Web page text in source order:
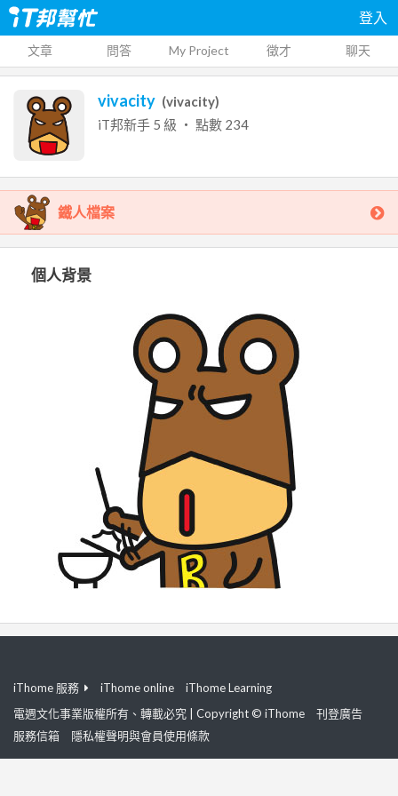
登入
文章 問答 My Project 徵才 聊天
vivacity (vivacity)
iT邦新手 5 級 ‧ 點數 234
鐵人檔案
個人背景
iThome 服務 iThome online
iThome Learning
電週文化事業版權所有、轉載必究 | Copyright © iThome
刊登廣告
服務信箱
隱私權聲明與會員使用條款